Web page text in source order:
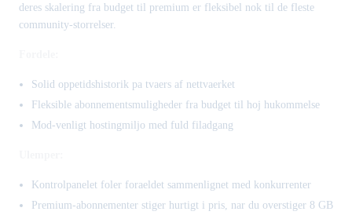
deres skalering fra budget til premium er fleksibel nok til de fleste
community-storrelser.
Solid oppetidshistorik pa tvaers af nettvaerket
Fleksible abonnementsmuligheder fra budget til hoj hukommelse
Mod-venligt hostingmiljo med fuld filadgang
Kontrolpanelet foler foraeldet sammenlignet med konkurrenter
Premium-abonnementer stiger hurtigt i pris, nar du overstiger 8 GB